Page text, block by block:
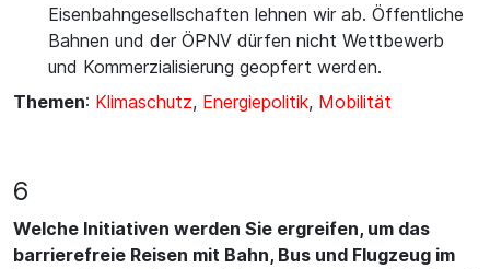
Eisenbahngesellschaften lehnen wir ab. Öffentliche
Bahnen und der ÖPNV dürfen nicht Wettbewerb
und Kommerzialisierung geopfert werden.
Themen: Klimaschutz, Energiepolitik, Mobilität
6
Welche Initiativen werden Sie ergreifen, um das
barrierefreie Reisen mit Bahn, Bus und Flugzeug im